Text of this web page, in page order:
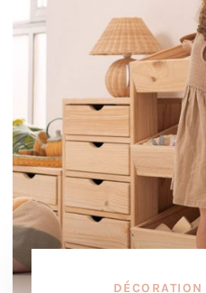
DÉCORATION